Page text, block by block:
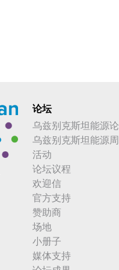
论坛
乌兹别克斯坦能源
乌兹别克斯坦能源周
活动
论坛议程
欢迎信
官方支持
赞助商
场地
小册子
媒体支持